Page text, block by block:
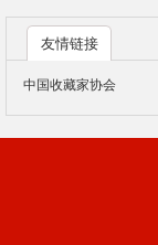
友情链接
中国收藏家协会